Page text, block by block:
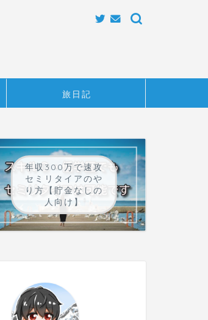
旅日記
年収300万で速攻
セミリタイアのや
り方【貯金なしの
人向け】